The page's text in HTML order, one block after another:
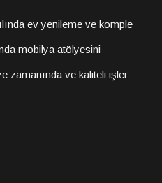
ev yenileme ve komple
mobilya atölyesini
zamanında ve kaliteli işler